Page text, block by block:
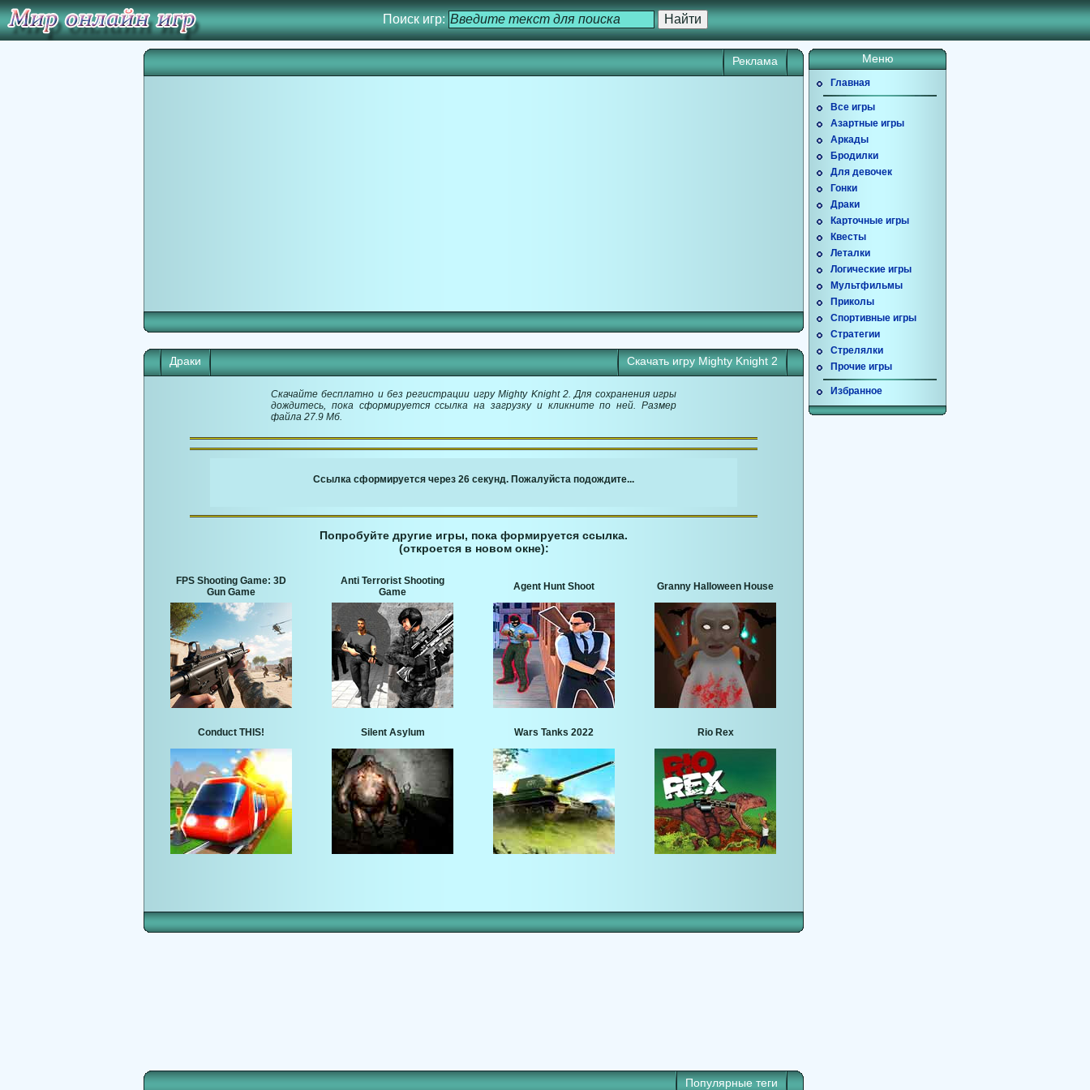
Поиск игр:
Реклама
Скачать игру Mighty Knight 2
Драки
Скачайте бесплатно и без регистрации игру Mighty Knight 2. Для сохранения игры
дождитесь, пока сформируется ссылка на загрузку и кликните по ней. Размер
файла 27.9 Мб.
Ссылка сформируется через 25 секунд. Пожалуйста подождите...
Попробуйте другие игры, пока формируется ссылка.
(откроется в новом окне):
FPS Shooting Game: 3D
Gun Game
Anti Terrorist Shooting
Game
Agent Hunt Shoot Granny Halloween House
Conduct THIS! Silent Asylum Wars Tanks 2022 Rio Rex
Популярные теги
Меню
Главная
Все игры
Азартные игры
Аркады
Бродилки
Для девочек
Гонки
Драки
Карточные игры
Квесты
Леталки
Логические игры
Мультфильмы
Приколы
Спортивные игры
Стратегии
Стрелялки
Прочие игры
Избранное